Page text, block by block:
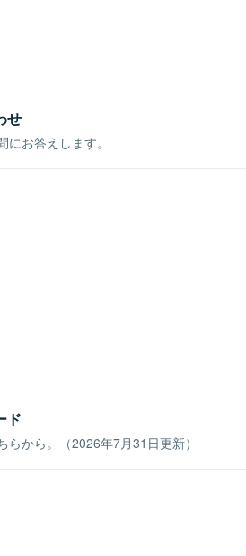
せ
お答えします。
ド
から。（2026年7月31日更新）